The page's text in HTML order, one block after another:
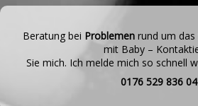
Beratung bei Problemen rund um das
mit Baby –
Sie mich. Ich melde mich so schnell
0176 529 836 04